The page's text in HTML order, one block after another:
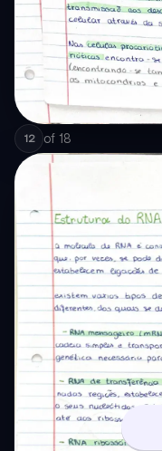
12 of 18